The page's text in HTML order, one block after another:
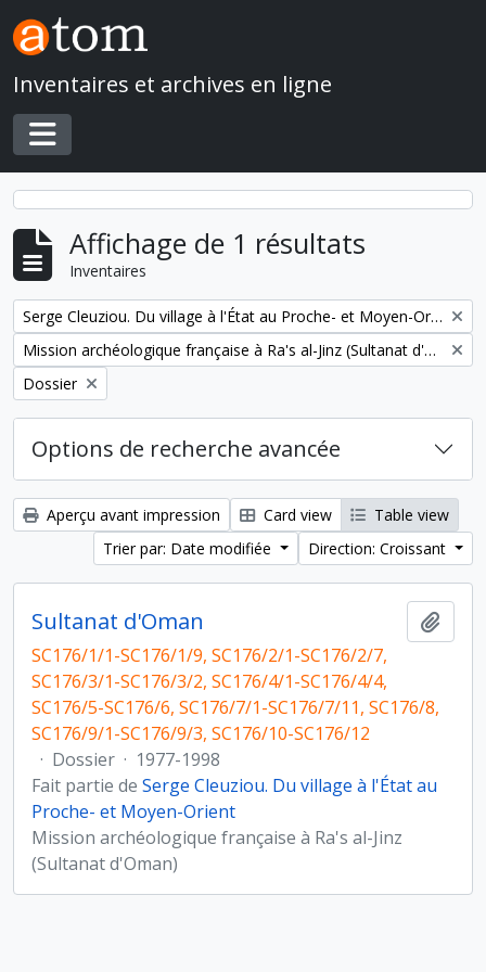
Skip to main content
Inventaires et archives en ligne
Toggle navigation
Affichage de 1 résultats
Inventaires
Remove filter:
Serge Cleuziou. Du village à l'État au Proche- et Moyen-Orient
Remove filter:
Mission archéologique française à Ra's al-Jinz (Sultanat d'Oman)
Remove filter:
Dossier
Options de recherche avancée
Aperçu avant impression Card view
Table view
Trier par: Date modifiée
Direction: Croissant
Sultanat d'Oman
SC176/1/1-SC176/1/9, SC176/2/1-SC176/2/7,
SC176/3/1-SC176/3/2, SC176/4/1-SC176/4/4,
SC176/5-SC176/6, SC176/7/1-SC176/7/11, SC176/8,
SC176/9/1-SC176/9/3, SC176/10-SC176/12
· Dossier · 1977-1998
Fait partie de Serge Cleuziou. Du village à l'État au
Proche- et Moyen-Orient
Mission archéologique française à Ra's al-Jinz
(Sultanat d'Oman)